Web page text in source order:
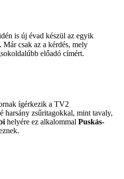
is új évad készül az egyik
csak az a kérdés, mely
előadó címért.
ígérkezik a TV2
harsány zsűritagokkal, mint tavaly,
helyére ez alkalommal Puskás-